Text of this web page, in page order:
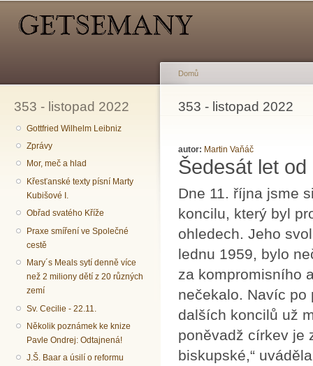
353 - listopad 2022
Gottfried Wilhelm Leibniz
Zprávy
Mor, meč a hlad
Křesťanské texty písní Marty
Kubišové I.
Obřad svatého Kříže
Praxe smíření ve Společné
cestě
Mary´s Meals sytí denně více
než 2 miliony dětí z 20 různých
zemí
Sv. Cecilie - 22.11.
Několik poznámek ke knize
Pavle Ondrej: Odtajnená!
J.Š. Baar a úsilí o reformu
Jste zde
Domů
353 - listopad 2022
autor: Martin Vaňáč
Šedesát let
Dne 11. října jsme
koncilu, který byl
ohledech. Jeho
lednu 1959, bylo
za kompromisního
nečekalo. Navíc
dalších koncilů už
poněvadž církev je
biskupské,“